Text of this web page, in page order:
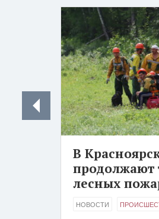
В
продолжают
лесных
НОВОСТИ